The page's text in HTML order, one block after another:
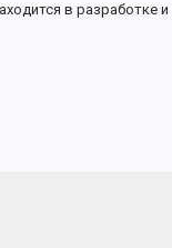
в разработке и